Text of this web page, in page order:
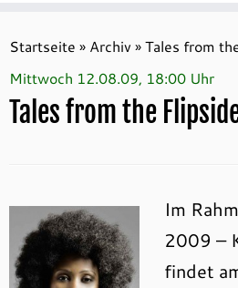
Inhalt
springen
Startseite » Archiv »Tales from
Mittwoch 12.08.09, 18:00 Uhr
Tales from the
Im
2009 –
findet